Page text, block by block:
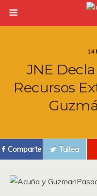
14
JNE
Recursos
Comparte Tuitea